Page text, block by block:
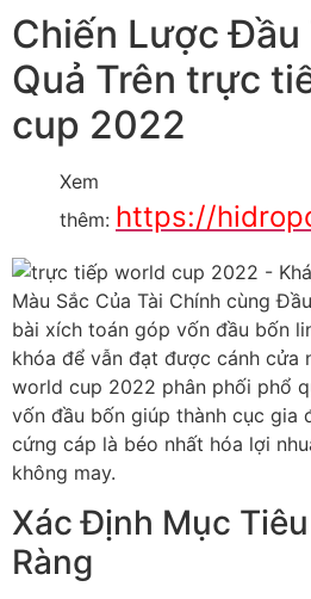
Chiến Lược Đầu
Quả Trên trực
cup 2022
Xem
thêm: https://
bài xích toán góp vốn đầu bốn
khóa để vẫn đạt được cánh cửa
world cup 2022 phân phối phổ
vốn đầu bốn giúp thành cục gia
cứng cáp là béo nhất hóa lợi
không may.
Xác Định Mục
Ràng